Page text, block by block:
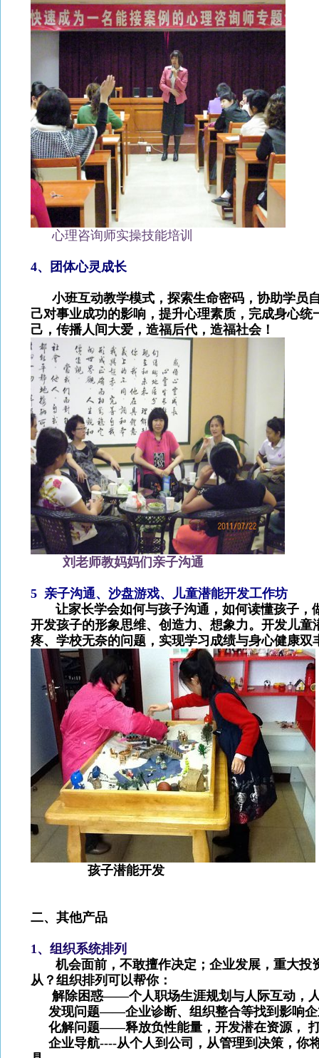
心理咨询师实操技能培训
4、团体心灵成长
小班互动教学模式，探索生命密码，协助学员
己对事业成功的影响，提升心理素质，完成身心
己，传播人间大爱，造福后代，造福社会！
刘老师教妈妈们亲子沟通
5 亲子沟通、沙盘游戏、儿童潜能开发工作坊
让家长学会如何与孩子沟通，如何读懂孩子，
开发孩子的形象思维、创造力、想象力。开发儿
疼、学校无奈的问题，实现学习成绩与身心健康双
孩子潜能开发
二、其他产品
1、组织系统排列
机会面前，不敢擅作决定；企业发展，重大投
从？组织排列可以帮你：
解除困惑——个人职场生涯规划与人际互动，人
发现问题——企业诊断、组织整合等找到影响企
化解问题——释放负性能量，开发潜在资源，
企业导航----从个人到公司，从管理到决策，你